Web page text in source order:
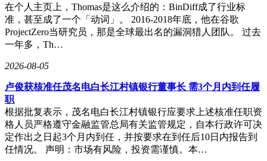
在个人主页上，Thomas是这么介绍的：BinDiff成了行业标
准，甚至成了一个「动词」。 2016-2018年底，他在谷歌
ProjectZero当研究员，那是全球最出名的漏洞猎人团队。 过去
一年多，Th…
2026-08-05
卢俊获核准任茂名电白长江村镇银行董事长 需3个月内到任履
职
根据批复表示，茂名电白长江村镇银行应要求上述核准任职资
格人员严格遵守金融监管总局有关监管规定，自本行政许可决
定作出之日起3个月内到任，并按要求在到任后10日内报告到
任情况。 声明：市场有风险，投资需谨慎。本…